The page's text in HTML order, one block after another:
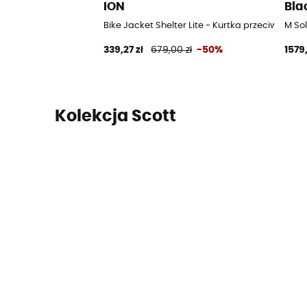
ION
Bike Jacket Shelter Lite - Kurtka
339,27 zł 679,00 zł -50%
M
Kolekcja Scott